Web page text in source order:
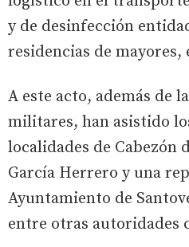
y de desinfección
residencias de
A este acto, además de
militares, han asistido
localidades de Cabezón
García Herrero y una
Ayuntamiento de
entre otras autoridades